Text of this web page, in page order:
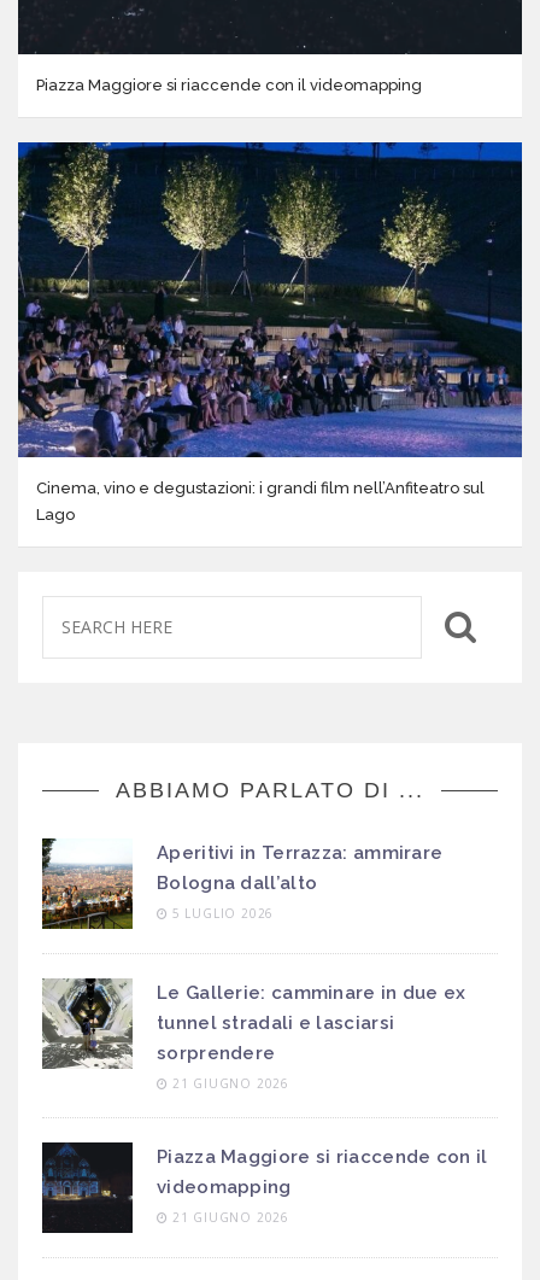
Piazza Maggiore si riaccende con il videomapping
Cinema, vino e degustazioni: i grandi film nell’Anfiteatro sul
Lago
ABBIAMO PARLATO DI ...
Aperitivi in Terrazza: ammirare
Bologna dall’alto
5 LUGLIO 2026
Le Gallerie: camminare in due ex
tunnel stradali e lasciarsi
sorprendere
21 GIUGNO 2026
Piazza Maggiore si riaccende con il
videomapping
21 GIUGNO 2026